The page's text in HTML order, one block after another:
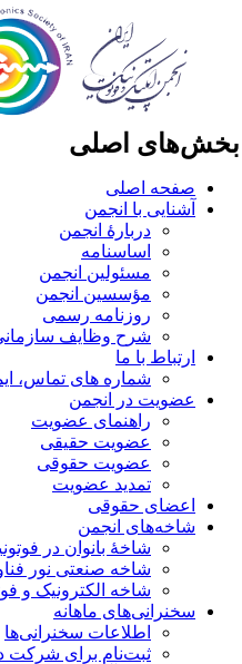
اصلی
صفحه اصلی
آشنایی با انجمن
دربارۀ انجمن
اساسنامه
مسئولین انجمن
مؤسسین انجمن
روزنامه رسمی
شرح وظایف سازمانی
ارتباط با ما
شماره های تماس،
عضویت در انجمن
راهنمای عضویت
عضویت حقیقی
عضویت حقوقی
تمدید عضویت
اعضای حقوقی
شاخه‌های انجمن
شاخۀ بانوان در
شاخه صنعتی نور
شاخه‌ الکترونیک و
سخنرانی‌های ماهانه
اطلاعات سخنرانی‌‌ها
ثبت‌نام برای شرکت